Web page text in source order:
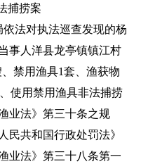
捕捞案
依法对执法巡查发现的杨
事人洋县龙亭镇镇江村
禁用渔具1套、渔获物
使用禁用渔具非法捕捞
业法》第三十条之规
民共和国行政处罚法》
业法》第三十八条第一